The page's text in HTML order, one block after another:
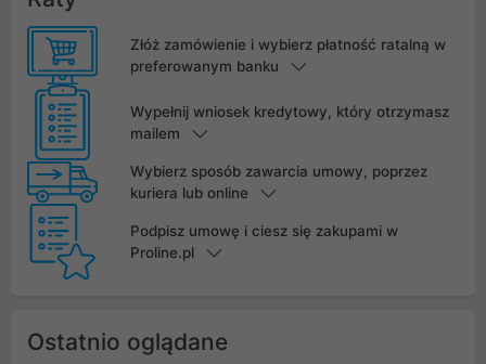
Złóż zamówienie i wybierz płatność ratalną w
preferowanym banku
Wypełnij wniosek kredytowy, który otrzymasz
mailem
Wybierz sposób zawarcia umowy, poprzez
kuriera lub online
Podpisz umowę i ciesz się zakupami w
Proline.pl
Ostatnio oglądane